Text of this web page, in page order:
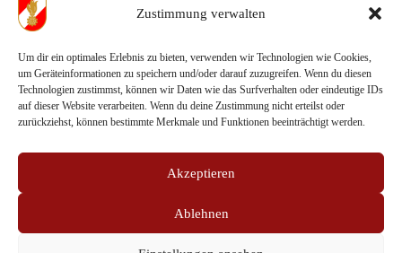
Zustimmung verwalten
Um dir ein optimales Erlebnis zu bieten, verwenden wir Technologien wie Cookies,
um Geräteinformationen zu speichern und/oder darauf zuzugreifen. Wenn du diesen
Technologien zustimmst, können wir Daten wie das Surfverhalten oder eindeutige IDs
auf dieser Website verarbeiten. Wenn du deine Zustimmung nicht erteilst oder
zurückziehst, können bestimmte Merkmale und Funktionen beeinträchtigt werden.
Akzeptieren
Ablehnen
Fotos:
FF-Koglhof
Webseite ist urheberrechtlich geschützt.